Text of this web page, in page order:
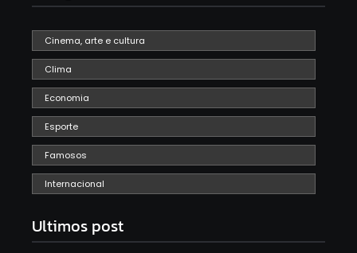
Cinema, arte e cultura
Clima
Economia
Esporte
Famosos
Internacional
Ultimos post